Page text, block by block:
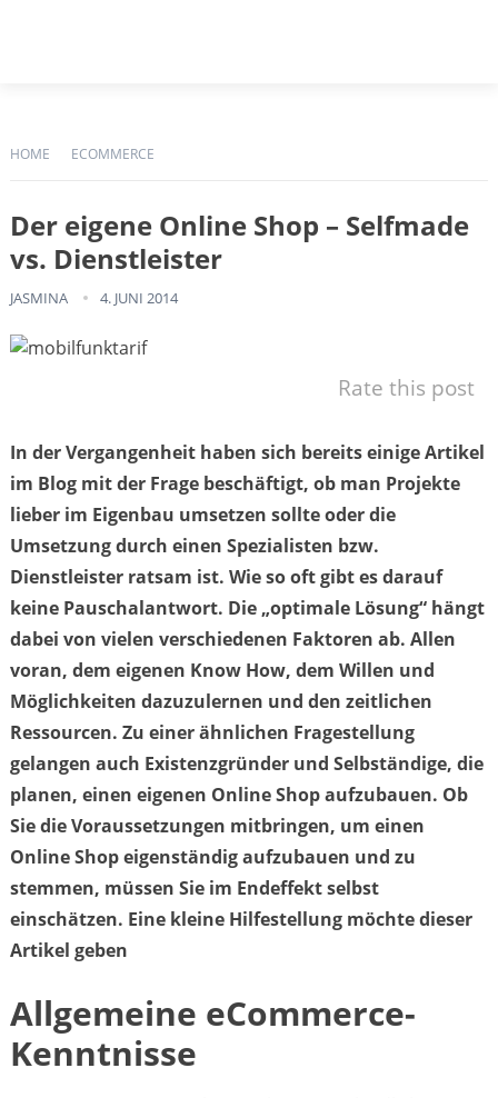
HOME ECOMMERCE
Der eigene Online Shop – Selfmade
vs. Dienstleister
JASMINA 4. JUNI 2014
Rate this post
In der Vergangenheit haben sich bereits einige Artikel
im Blog mit der Frage beschäftigt, ob man Projekte
lieber im Eigenbau umsetzen sollte oder die
Umsetzung durch einen Spezialisten bzw.
Dienstleister ratsam ist. Wie so oft gibt es darauf
keine Pauschalantwort. Die „optimale Lösung“ hängt
dabei von vielen verschiedenen Faktoren ab. Allen
voran, dem eigenen Know How, dem Willen und
Möglichkeiten dazuzulernen und den zeitlichen
Ressourcen. Zu einer ähnlichen Fragestellung
gelangen auch Existenzgründer und Selbständige, die
planen, einen eigenen Online Shop aufzubauen. Ob
Sie die Voraussetzungen mitbringen, um einen
Online Shop eigenständig aufzubauen und zu
stemmen, müssen Sie im Endeffekt selbst
einschätzen. Eine kleine Hilfestellung möchte dieser
Artikel geben
Allgemeine eCommerce-
Kenntnisse